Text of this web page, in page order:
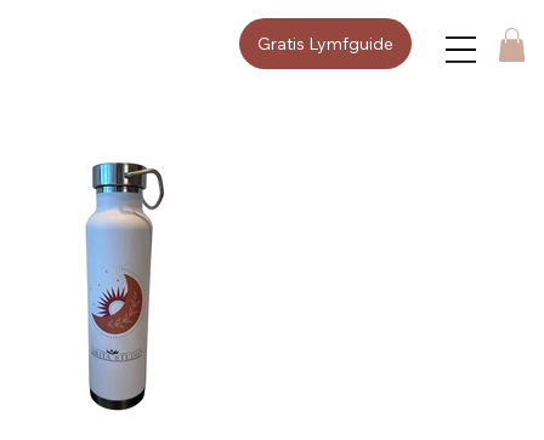
Gratis Lymfguide